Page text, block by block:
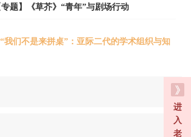
进
入
老
题】《草芥》“青年”与剧场行动
我们不是来拼桌”：亚际二代的学术组织与知